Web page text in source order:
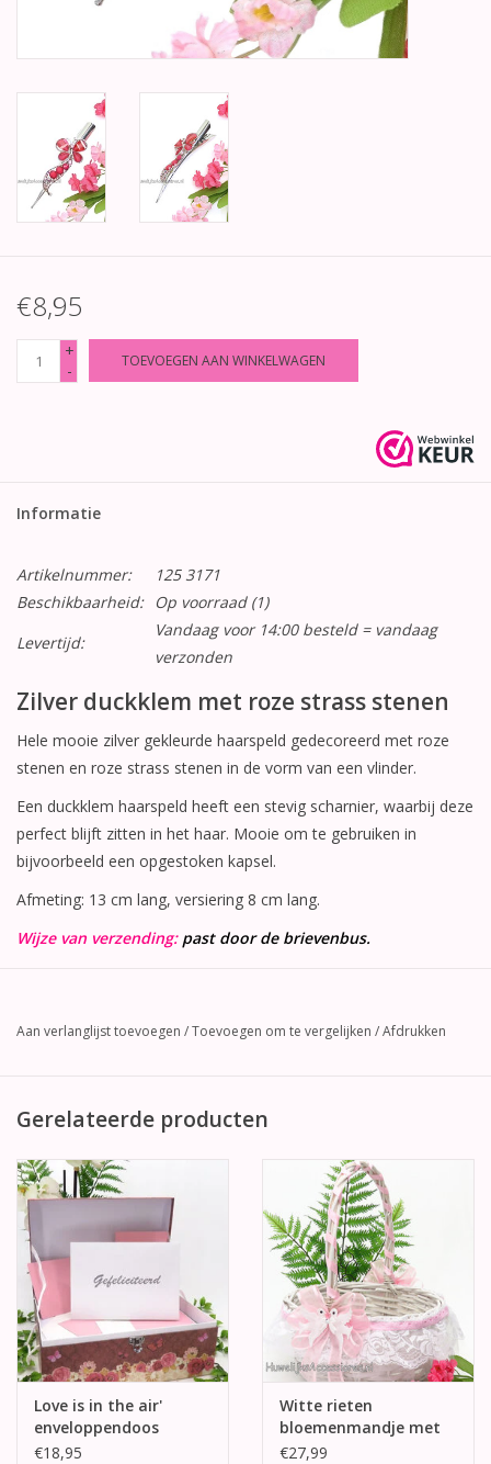
€8,95
+
-
TOEVOEGEN AAN WINKELWAGEN
Informatie
Artikelnummer:
125 3171
Beschikbaarheid:
Op voorraad(1)
Levertijd:
Vandaag voor 14:00 besteld = vandaag
verzonden
Zilver duckklem met roze strass stenen
Hele mooie zilver gekleurde haarspeld gedecoreerd met roze
stenen en roze strass stenen in de vorm van een vlinder.
Een duckklem haarspeld heeft een stevig scharnier, waarbij deze
perfect blijft zitten in het haar. Mooie om te gebruiken in
bijvoorbeeld een opgestoken kapsel.
Afmeting: 13 cm lang, versiering 8 cm lang.
Wijze van verzending: past door de brievenbus.
Aan verlanglijst toevoegen /Toevoegen om te vergelijken /Afdrukken
Gerelateerde producten
Love is in the air'
enveloppendoos
€18,95
Witte rieten
bloemenmandje met
witte kant
€27,99